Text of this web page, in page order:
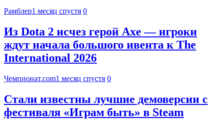
Рамблер1 месяц спустя 0
Из Dota 2 исчез герой Axe — игроки
ждут начала большого ивента к The
International 2026
Чемпионат.com1 месяц спустя 0
Стали известны лучшие демоверсии с
фестиваля «Играм быть» в Steam